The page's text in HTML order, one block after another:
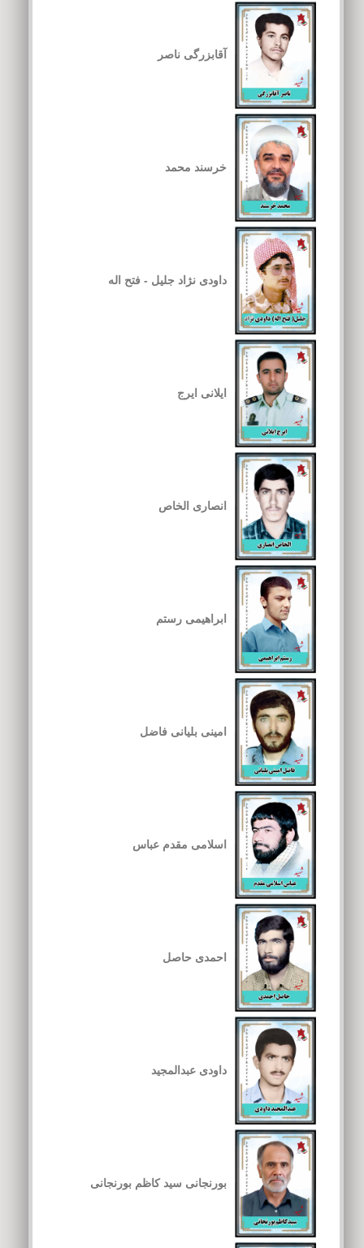
آقابزرگی ناصر
خرسند محمد
داودی نژاد جلیل - فتح اله
ایلانی ایرج
انصاری الخاص
ابراهیمی رستم
امینی بلیانی فاضل
اسلامی مقدم عباس
احمدی حاصل
داودی عبدالمجید
بورنجانی سید کاظم بورنجانی